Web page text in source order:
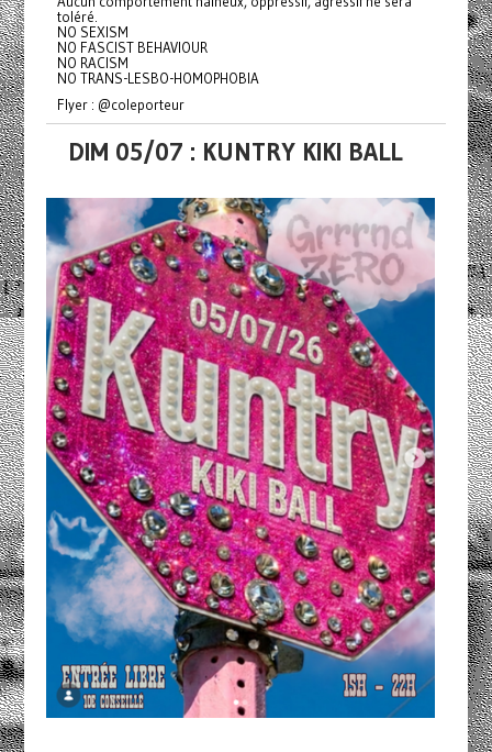
toléré.
NO SEXISM
NO FASCIST BEHAVIOUR
NO RACISM
NO TRANS-LESBO-HOMOPHOBIA
Flyer : @coleporteur
DIM 05/07 : KUNTRY KIKI BALL